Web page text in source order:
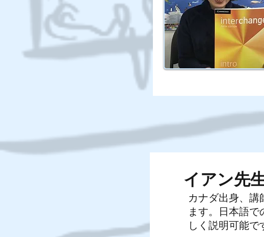
イアン先
カナダ出身、講
ます。日本語
しく説明可能で